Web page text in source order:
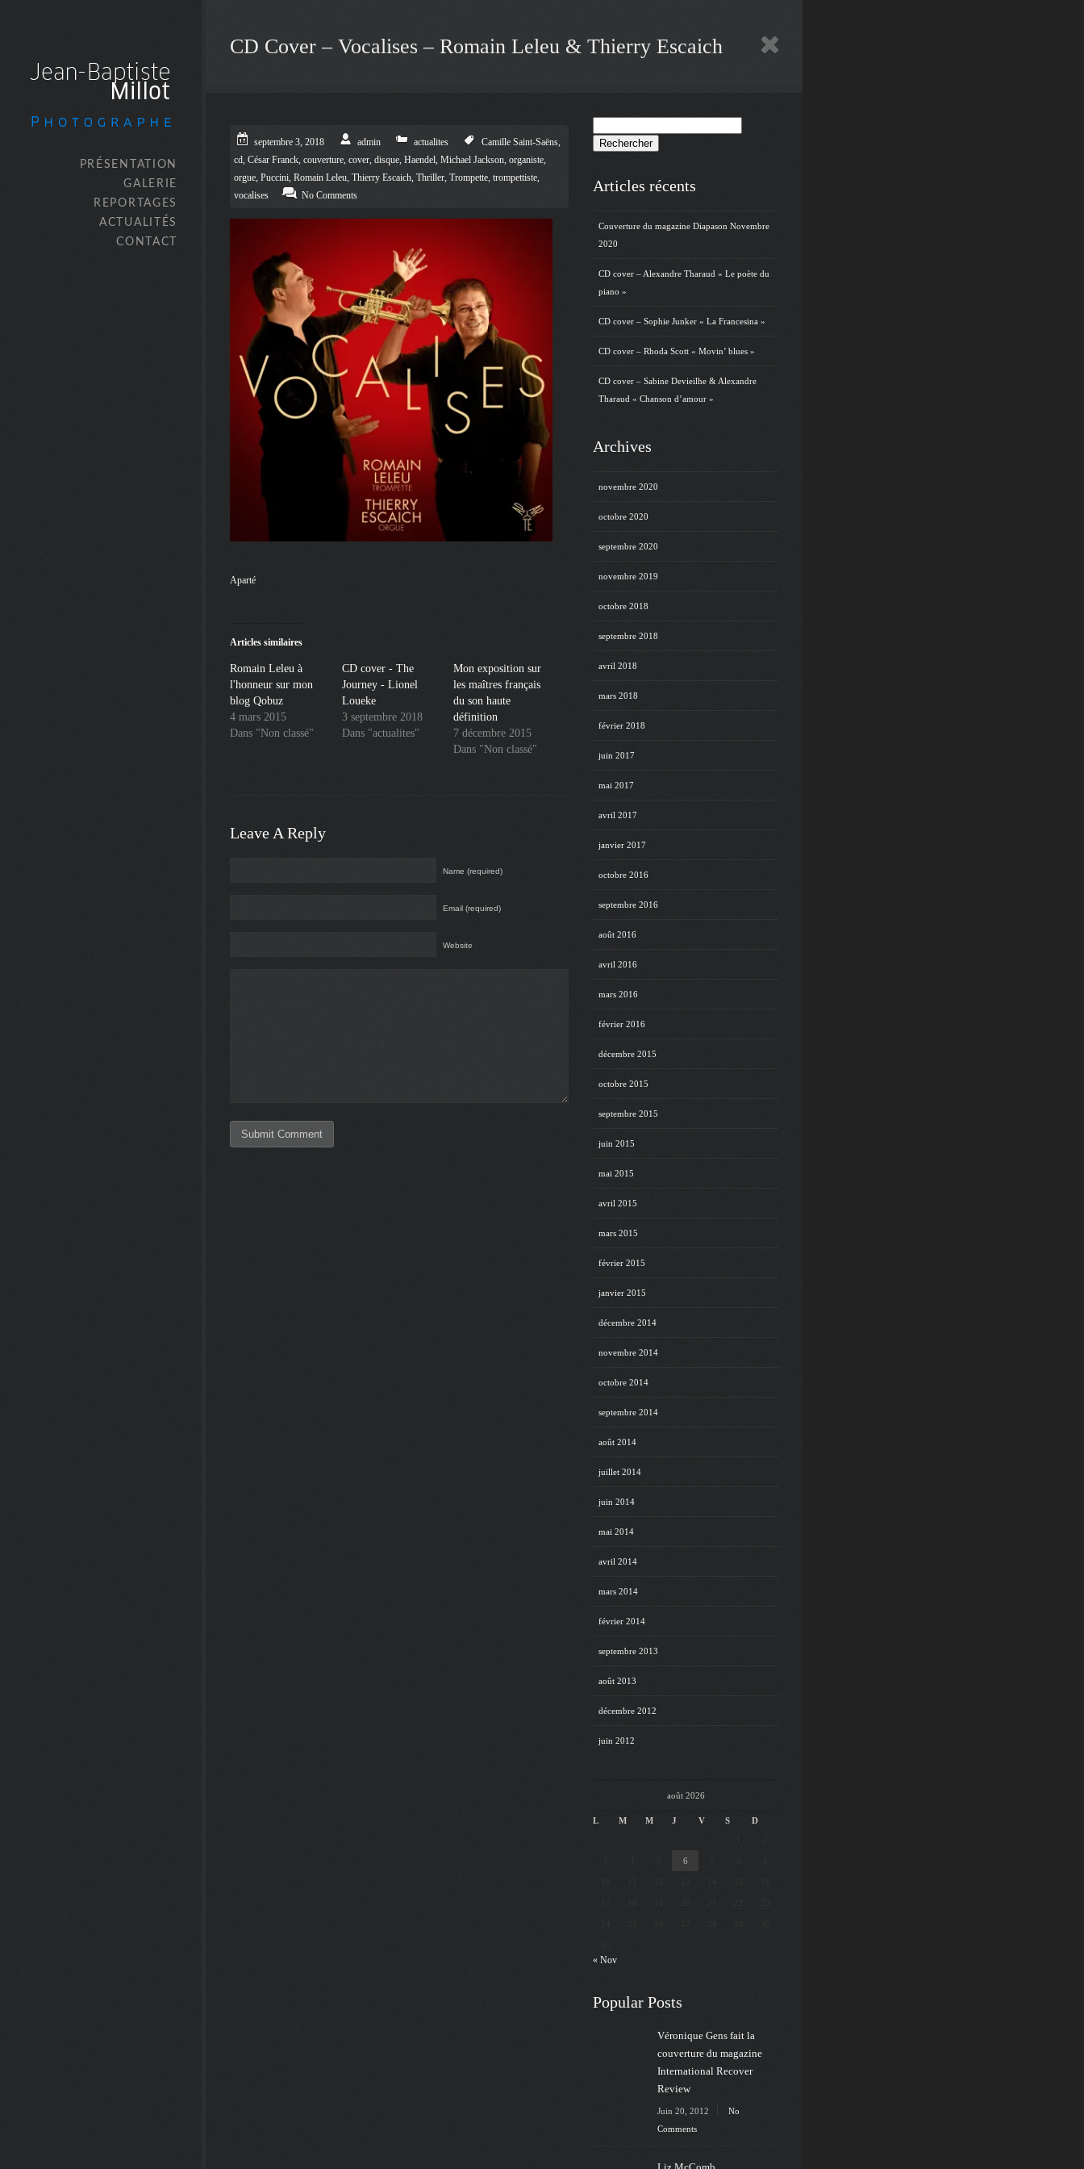
PRÉSENTATION
GALERIE
REPORTAGES
ACTUALITÉS
CONTACT
CD Cover – Vocalises – Romain Leleu & Thierry Escaich
Articles récents
Couverture du magazine Diapason Novembre
2020
CD cover – Alexandre Tharaud « Le poète du
piano »
CD cover – Sophie Junker « La Francesina »
CD cover – Rhoda Scott « Movin’ blues »
CD cover – Sabine Devieilhe & Alexandre
Tharaud « Chanson d’amour »
Archives
novembre 2020
octobre 2020
septembre 2020
novembre 2019
octobre 2018
septembre 2018
avril 2018
mars 2018
février 2018
juin 2017
mai 2017
avril 2017
janvier 2017
octobre 2016
septembre 2016
août 2016
avril 2016
mars 2016
février 2016
décembre 2015
octobre 2015
septembre 2015
juin 2015
mai 2015
avril 2015
mars 2015
février 2015
janvier 2015
décembre 2014
novembre 2014
octobre 2014
septembre 2014
août 2014
juillet 2014
juin 2014
mai 2014
avril 2014
mars 2014
février 2014
septembre 2013
août 2013
décembre 2012
juin 2012
août 2026
L M M J V S
D
6
« Nov
Popular Posts
Véronique Gens fait la
couverture du magazine
International Recover
Review
Juin 20, 2012
No
Comments
septembre 3, 2018 admin actualites Camille Saint-Saëns,
cd, César Franck, couverture, cover, disque, Haendel, Michael Jackson, organiste,
orgue, Puccini, Romain Leleu, Thierry Escaich, Thriller, Trompette, trompettiste,
vocalises
No Comments
Aparté
Articles similaires
Romain Leleu à
l'honneur sur mon
blog Qobuz
4 mars 2015
Dans "Non classé"
CD cover - The
Journey - Lionel
Loueke
3 septembre 2018
Dans "actualites"
Mon exposition sur
les maîtres français
du son haute
définition
7 décembre 2015
Dans "Non classé"
Leave A Reply
Name (required)
Email (required)
Website